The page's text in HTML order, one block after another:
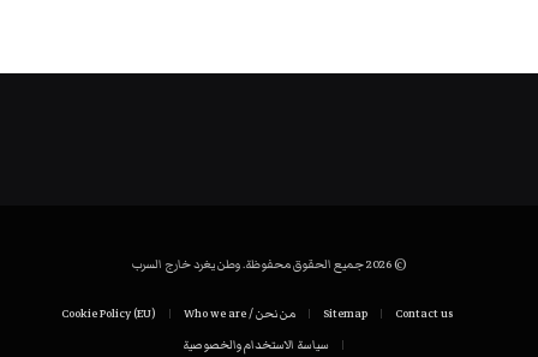
© 2026 جميع الحقوق محفوظة. وطن يغرد خارج السرب
Contact us
Sitemap من نحن / Who we are
Cookie Policy (EU)
سياسة الاستخدام والخصوصية